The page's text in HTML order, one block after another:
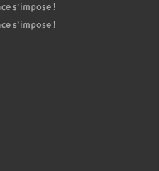
s’impose!
s’impose!